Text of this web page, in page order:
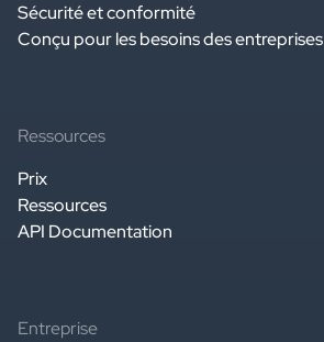
Sécurité et conformité
Conçu pour les besoins des entreprises
Ressources
Prix
Ressources
API Documentation
Entreprise